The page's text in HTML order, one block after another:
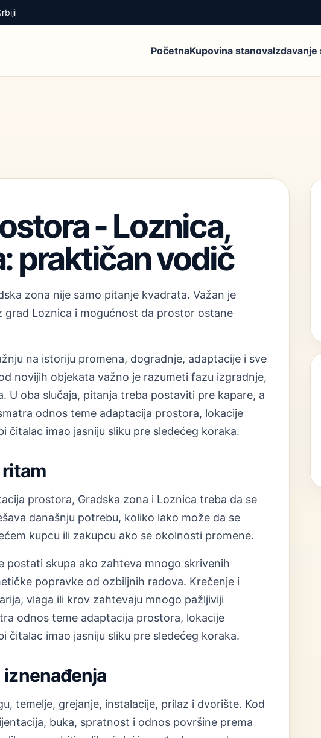
PočetnaKupovina stanovaIzdavanje
- Loznica,
praktičan vodič
zona nije samo pitanje kvadrata. Važan je
Loznica i mogućnost da prostor ostane
na istoriju promena, dogradnje, adaptacije i sve
novijih objekata važno je razumeti fazu izgradnje,
U oba slučaja, pitanja treba postaviti pre kapare, a
odnos teme adaptacija prostora, lokacije
čitalac imao jasniju sliku pre sledećeg koraka.
prostora, Gradska zona i Loznica treba da se
današnju potrebu, koliko lako može da se
kupcu ili zakupcu ako se okolnosti promene.
postati skupa ako zahteva mnogo skrivenih
popravke od ozbiljnih radova. Krečenje i
vlaga ili krov zahtevaju mnogo pažljiviji
odnos teme adaptacija prostora, lokacije
čitalac imao jasniju sliku pre sledećeg koraka.
temelje, grejanje, instalacije, prilaz i dvorište. Kod
buka, spratnost i odnos površine prema